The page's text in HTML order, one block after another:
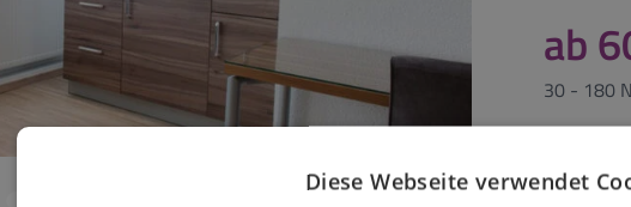
ab
30 - 180
Diese Webseite verwendet